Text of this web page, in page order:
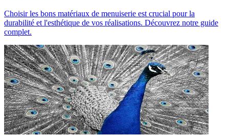
Choisir les bons matériaux de menuiserie est crucial pour la
durabilité et l'esthétique de vos réalisations. Découvrez notre guide
complet.